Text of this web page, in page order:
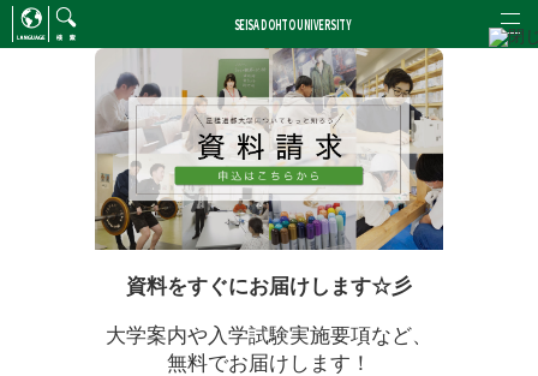
資料をすぐにお届けします☆彡
大学案内や入学試験実施要項など、
無料でお届けします！
ENGLISH/CHINESE 検索
SEISA DOHTO UNIVERSITY